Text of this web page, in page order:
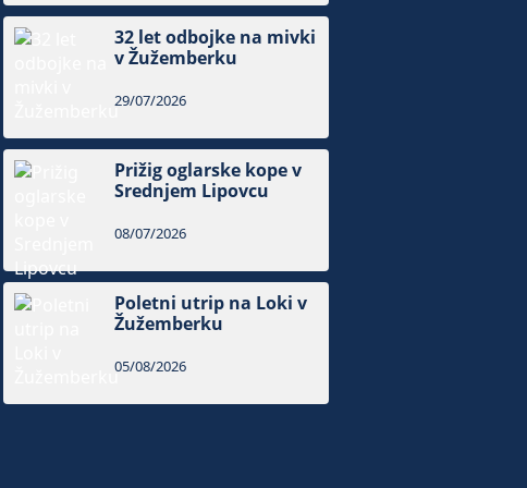
32 let odbojke na mivki
v Žužemberku
29/07/2026
Prižig oglarske kope v
Srednjem Lipovcu
08/07/2026
Poletni utrip na Loki v
Žužemberku
05/08/2026